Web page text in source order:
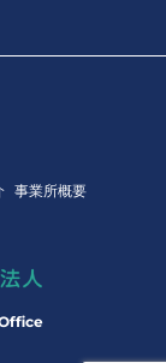
事業所概要